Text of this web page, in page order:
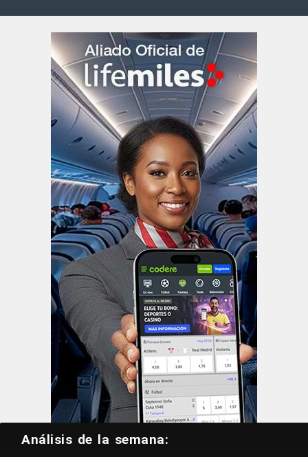
Análisis de la semana: